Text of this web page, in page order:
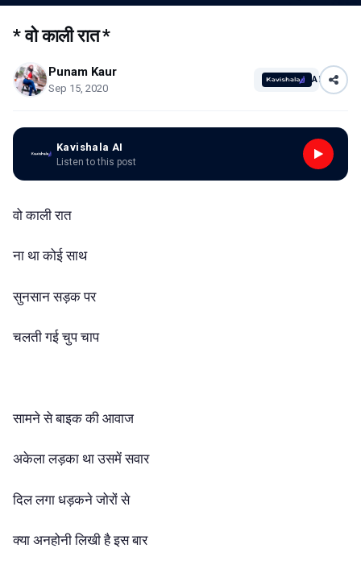
* वो काली रात *
Punam Kaur
Sep 15, 2020
AI
Kavishala AI
Listen to this post
वो काली रात
ना था कोई साथ
सुनसान सड़क पर
चलती गई चुप चाप
सामने से बाइक की आवाज
अकेला लड़का था उसमें सवार
दिल लगा धड़कने जोरों से
क्या अनहोनी लिखी है इस बार